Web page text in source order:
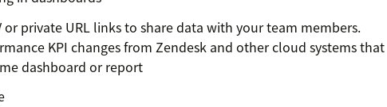
or private URL links to share data with your team members.
KPI changes from Zendesk and other cloud systems that
dashboard or report